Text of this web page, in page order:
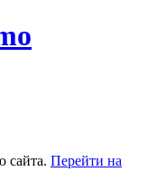
сайта. Перейти на